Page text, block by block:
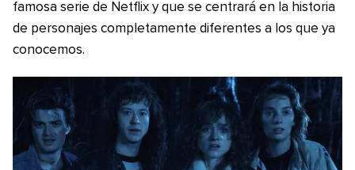
famosa serie de Netflix y que se centrará en la historia
de personajes completamente diferentes a los que ya
conocemos.